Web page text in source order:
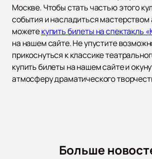
Москве. Чтобы стать частью этого
события и насладиться мастерством
можетекупить билеты на спектакль
на нашем сайте. Не упустите
прикоснуться к классике
купить билеты на нашем сайте и
атмосферу драматического
Больше